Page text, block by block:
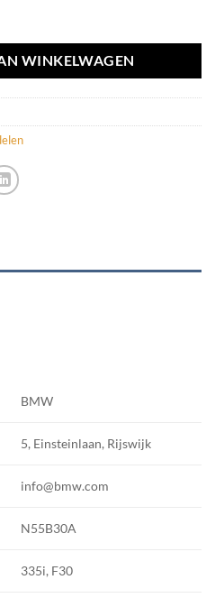
WINKELWAGEN
BMW
5, Einsteinlaan, Rijswijk
info@bmw.com
N55B30A
335i, F30